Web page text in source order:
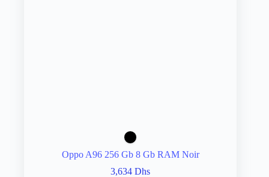
Oppo A96 256 Gb 8 Gb RAM Noir
3,634Dhs